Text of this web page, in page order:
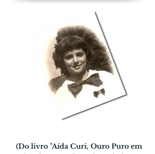
(Do livro "Aída Curi, Ouro Puro em